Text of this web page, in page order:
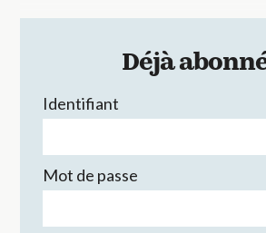
Déjà
Identifiant
Mot de passe